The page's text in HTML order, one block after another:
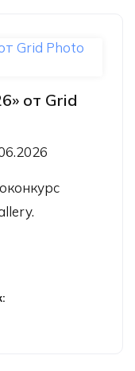
от Grid
2026» от Grid